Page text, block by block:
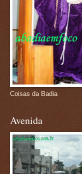
Coisas da Badia
Avenida